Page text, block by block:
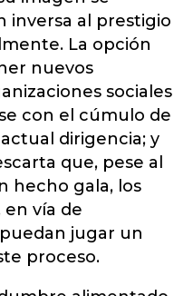
inversa al prestigio
La opción
nuevos
sociales
con el cúmulo de
dirigencia; y
que, pese al
hecho gala, los
vía de
jugar un
proceso.